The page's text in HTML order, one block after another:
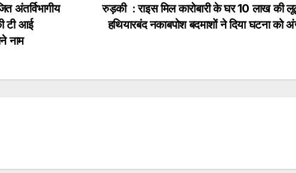
रुड़की : राइस मिल कारोबारी के घर 10 लाख की
हथियारबंद नकाबपोश बदमाशों ने दिया घटना को
अंतर्विभागीय
टी आई
नाम